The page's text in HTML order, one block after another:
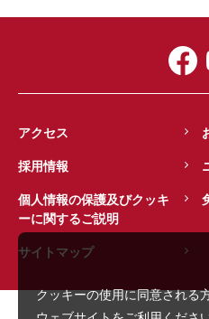
アクセス
採用情報
個人情報の保護及びクッキ
ーに関するご説明
サイトマップ
クッキーの使用に同意される